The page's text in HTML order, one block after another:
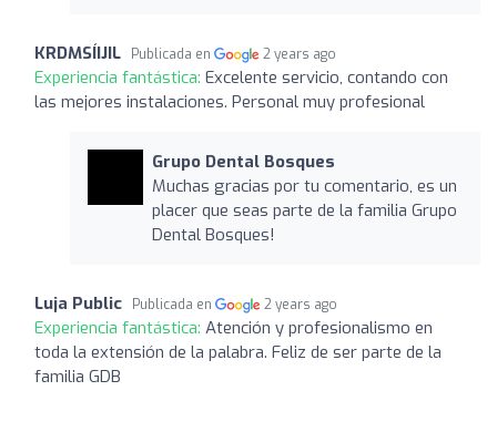
KRDMSÍIJIL Publicada en 2 years ago
Experiencia fantástica: Excelente servicio, contando con
las mejores instalaciones. Personal muy profesional
Grupo Dental Bosques
Muchas gracias por tu comentario, es un
placer que seas parte de la familia Grupo
Dental Bosques!
Luja Public Publicada en 2 years ago
Experiencia fantástica: Atención y profesionalismo en
toda la extensión de la palabra. Feliz de ser parte de la
familia GDB